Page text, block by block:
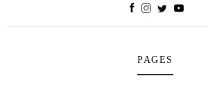
PAGES